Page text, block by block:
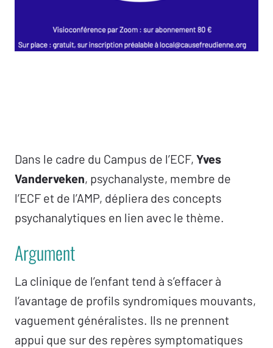
Dans le cadre du Campus de l’ECF, Yves
Vanderveken, psychanalyste, membre de
l’ECF et de l’AMP, dépliera des concepts
psychanalytiques en lien avec le thème.
Argument
La clinique de l’enfant tend à s’effacer à
l’avantage de profils syndromiques mouvants,
vaguement généralistes. Ils ne prennent
appui que sur des repères symptomatiques